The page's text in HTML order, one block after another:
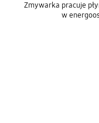
Zmywarka pracuje
w